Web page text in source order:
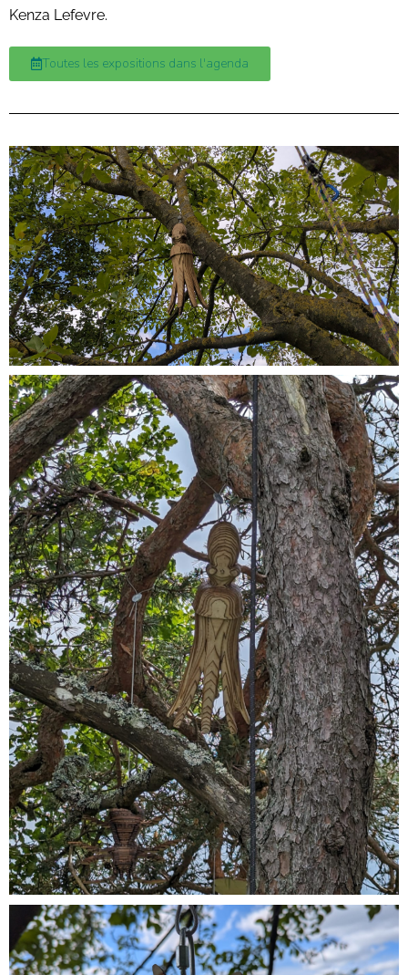
Kenza Lefevre.
Toutes les expositions dans l'agenda